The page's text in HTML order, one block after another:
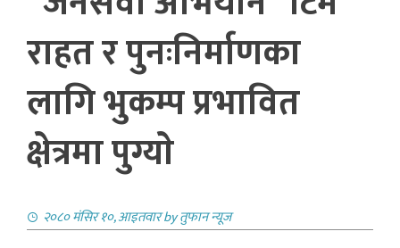
राहत र पुनःनिर्माणका
लागि भुकम्प प्रभावित
क्षेत्रमा पुग्याे
२०८० मंसिर १०, आइतवारbyतुफान न्यूज